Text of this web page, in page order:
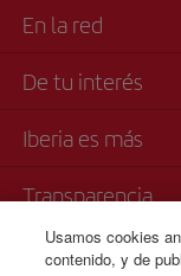
En la red
De tu interés
Iberia es más
Transparencia
Venta telefónica
Usamos cookies
contenido, y de